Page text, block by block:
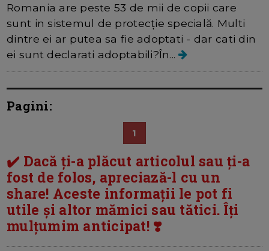
Romania are peste 53 de mii de copii care
sunt in sistemul de protecţie specială. Multi
dintre ei ar putea sa fie adoptati - dar cati din
ei sunt declarati adoptabili?​În...
Pagini:
1
✔️ Dacă ți-a plăcut articolul sau ți-a
fost de folos, apreciază-l cu un
share! Aceste informații le pot fi
utile și altor mămici sau tătici. Îți
mulțumim anticipat! ❣️